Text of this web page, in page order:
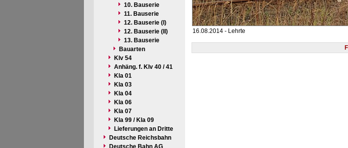
10. Bauserie
11. Bauserie
12. Bauserie (I)
12. Bauserie (II)
13. Bauserie
Bauarten
Klv 54
Anhäng. f. Klv 40 / 41
Kla 01
Kla 03
Kla 04
Kla 06
Kla 07
Kla 99 / Kla 09
Lieferungen an Dritte
Deutsche Reichsbahn
Deutsche Bahn AG
16.08.2014 - Lehrte